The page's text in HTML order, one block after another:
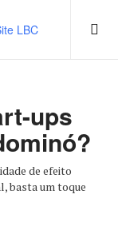
ups
de efeito
basta um toque